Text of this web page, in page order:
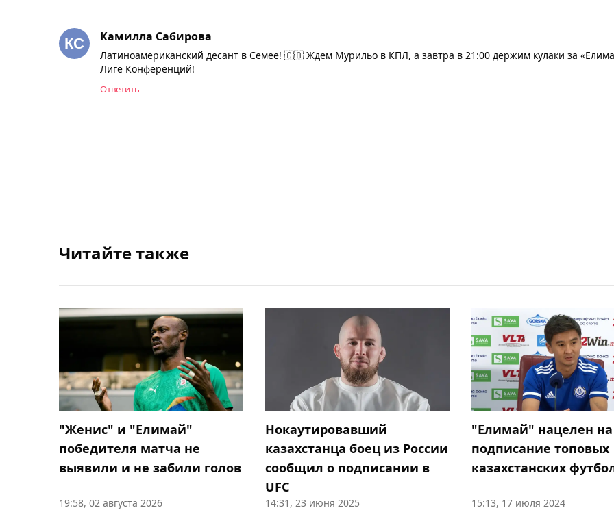
Камилла Сабирова
Латиноамериканский десант в Семее! 🇨🇴 Ждем Мурильо в КПЛ, а завтра в 21:00 держим кулаки за
Лиге Конференций!
Ответить
Читайте также
"Женис" и "Елимай"
победителя матча не
выявили и не забили голов
19:58, 02 августа 2026
Нокаутировавший
казахстанца боец из России
сообщил о подписании в
UFC
14:31, 23 июня 2025
"Елимай" нацелен на
подписание топовых
казахстанских
15:13, 17 июля 2024